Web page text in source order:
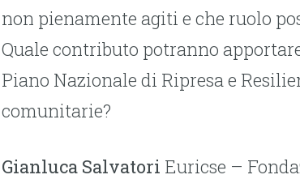
non pienamente agiti e che ruolo
Quale contributo potranno
Piano Nazionale di Ripresa e
comunitarie?
Gianluca Salvatori Euricse –